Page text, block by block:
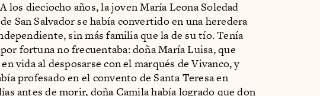
los dieciocho años, la joven María Leona Soledad
San Salvador se había convertido en una heredera
sin más familia que la de su tío. Tenía
fortuna no frecuentaba: doña María Luisa, que
vida al desposarse con el marqués de Vivanco, y
profesado en el convento de Santa Teresa en
antes de morir, doña Camila había logrado que don